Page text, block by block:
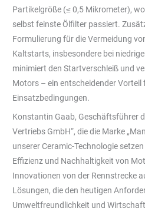
Partikelgröße (≤ 0,5 Mikrometer),
selbst feinste Ölfilter passiert.
Formulierung für die Vermeidung
Kaltstarts, insbesondere bei
minimiert den Startverschleiß und
Motors – ein entscheidender
Einsatzbedingungen.
Konstantin Gaab, Geschäftsführer
Vertriebs GmbH“, die die Marke
unserer Ceramic-Technologie
Effizienz und Nachhaltigkeit von
Innovationen von der Rennstrecke
Lösungen, die den heutigen
Umweltfreundlichkeit und